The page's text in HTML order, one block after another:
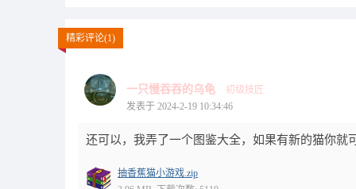
精彩评论(1)
一只慢吞吞的乌龟
初级技匠
发表于 2024-2-19 10:34:46
还可以，我弄了一个图鉴大全，如果有新的猫你就
抽香蕉猫小游戏.zip